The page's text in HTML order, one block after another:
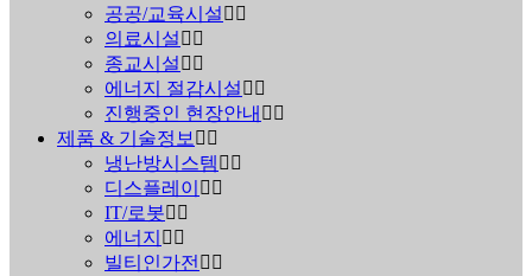
공공/교육시설
의료시설
종교시설
에너지 절감시설
진행중인 현장안내
제품 & 기술정보
냉난방시스템
디스플레이
IT/로봇
에너지
빌티인가전